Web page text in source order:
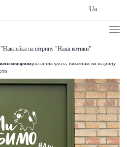
Ua
"Наклейка на вітрину "Наші котики"